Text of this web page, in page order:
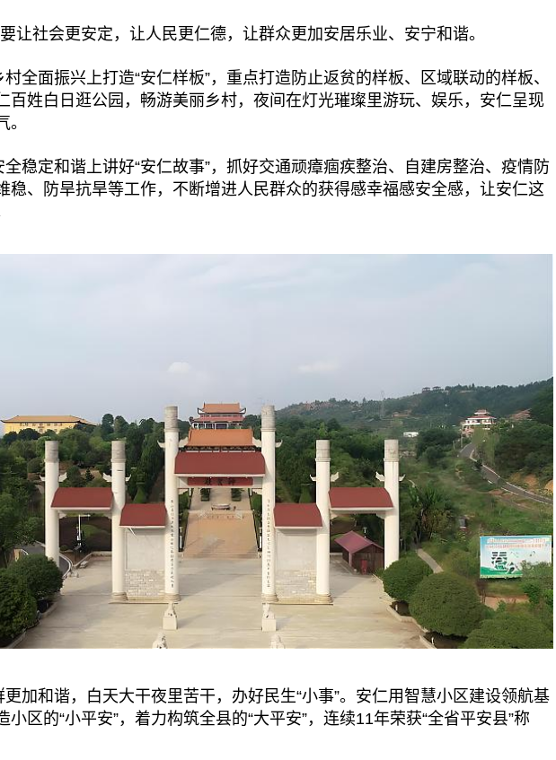
社会更安定，让人民更仁德，让群众更加安居乐业、安宁和谐。
面振兴上打造“安仁样板”，重点打造防止返贫的样板、区域联动的样板、
百姓白日逛公园，畅游美丽乡村，夜间在灯光璀璨里游玩、娱乐，安仁呈现
定和谐上讲好“安仁故事”，抓好交通顽瘴痼疾整治、自建房整治、疫情防
稳、防旱抗旱等工作，不断增进人民群众的获得感幸福感安全感，让安仁这
和谐，白天大干夜里苦干，办好民生“小事”。安仁用智慧小区建设领航基
区的“小平安”，着力构筑全县的“大平安”，连续11年荣获“全省平安县”称